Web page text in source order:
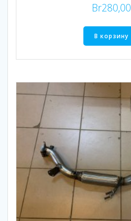
Br280,00
В корзину